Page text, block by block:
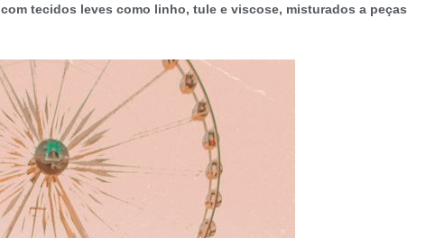
com tecidos leves como linho, tule e viscose, misturados a peças